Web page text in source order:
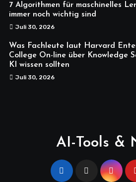
7 Algorithmen für maschinelles
immer noch wichtig sind
Juli 30, 2026
Was Fachleute laut Harvard
College On-line über Knowledge
KI wissen sollten
Juli 30, 2026
AI-Tools &